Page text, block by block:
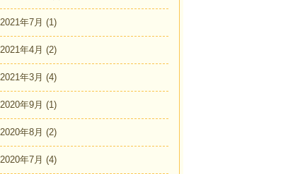
2021年7月 (1)
2021年4月 (2)
2021年3月 (4)
2020年9月 (1)
2020年8月 (2)
2020年7月 (4)